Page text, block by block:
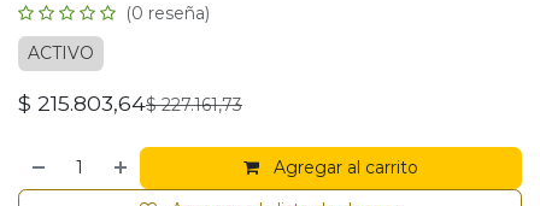
(0 reseña)
ACTIVO
$ 215.803,64$227.161,73
Agregar al carrito